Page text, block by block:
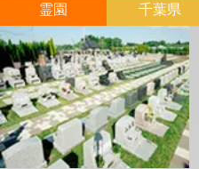
霊園 千葉県